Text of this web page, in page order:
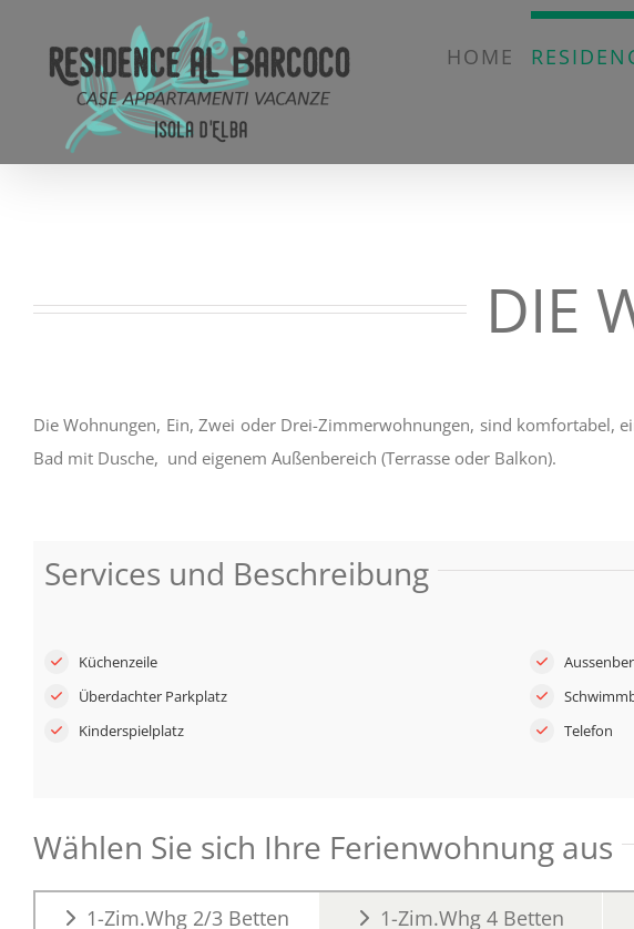
content
HOME
DIE
Die Wohnungen, Ein, Zwei oder Drei-Zimmerwohnungen, sind komfortabel,
Bad mit Dusche, und eigenem Außenbereich (Terrasse oder Balkon).
Services und Beschreibung
Küchenzeile
Überdachter Parkplatz
Kinderspielplatz
Telefon
Wählen Sie sich Ihre Ferienwohnung aus
1-Zim.Whg 2/3 Betten 1-Zim.Whg 4 Betten